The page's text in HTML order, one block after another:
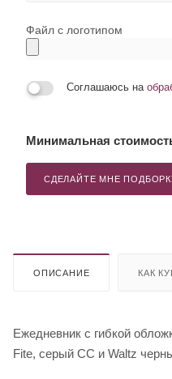
Файл с логотипом
Соглашаюсь на
Минимальная
СДЕЛАЙТЕ МНЕ
ОПИСАНИЕ КАК
Ежедневник с гибкой
Fite, серый СС и Waltz